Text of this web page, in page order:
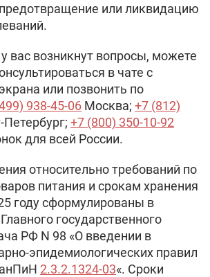
или ликвидацию
вас возникнут вопросы, можете
в чате с
или позвонить по
938-45-06 Москва; +7 (812)
Петербург; +7 (800) 350-10-92
для всей России.
относительно требований по
питания и срокам хранения
году сформулированы в
государственного
РФ N 98 «О введении в
эпидемиологических правил
2.3.2.1324-03«. Сроки